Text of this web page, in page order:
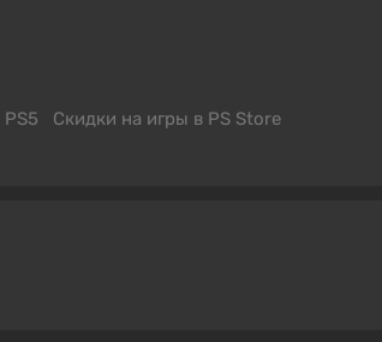
Скидки на игры в PS Store